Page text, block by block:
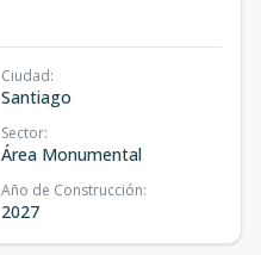
Ciudad:
Santiago
Sector:
Área Monumental
Año de Construcción:
2027